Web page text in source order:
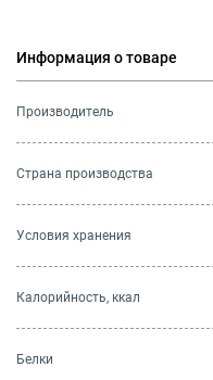
Информация о товаре
Производитель
Страна производства
Условия хранения
Калорийность, ккал
Белки